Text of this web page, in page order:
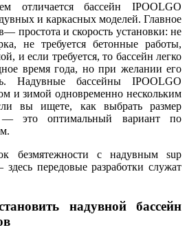
отличается бассейн IPOOLGO
и каркасных моделей. Главное
простота и скорость установки: не
не требуется бетонные работы,
и если требуется, то бассейн легко
время года, но при желании его
Надувные бассейны IPOOLGO
и зимой одновременно нескольким
вы ищете, как выбрать размер
— это оптимальный вариант по
безмятежности с надувным sup
передовые разработки служат
надувной бассейн